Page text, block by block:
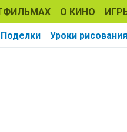
О КИНО
Поделки Уроки рисования